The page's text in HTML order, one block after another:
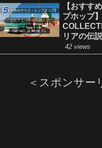
【おすす
プホップ
リアの伝
42 views
＜スポンサー